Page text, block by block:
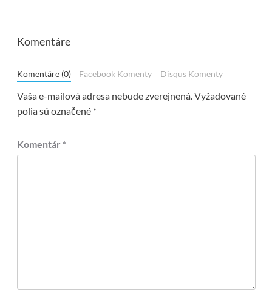
Komentáre
Komentáre (0) Facebook Komenty Disqus Komenty
Vaša e-mailová adresa nebude zverejnená.Vyžadované
polia sú označené *
Komentár *